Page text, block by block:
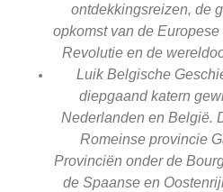
ontdekkingsreizen, de
opkomst van de
Revolutie en de
Luik Belgische
diepgaand katern
Nederlanden en België.
Romeinse provincie
Provinciën onder de
de Spaanse en